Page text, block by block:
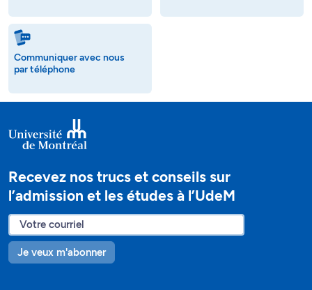
Communiquer avec nous
par téléphone
Recevez nos trucs et conseils sur
l’admission et les études à l’UdeM
Je veux m'abonner